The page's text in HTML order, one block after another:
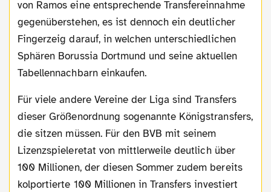
von Ramos eine entsprechende Transfereinnahme
gegenüberstehen, es ist dennoch ein deutlicher
Fingerzeig darauf, in welchen unterschiedlichen
Sphären Borussia Dortmund und seine aktuellen
Tabellennachbarn einkaufen.
Für viele andere Vereine der Liga sind Transfers
dieser Größenordnung sogenannte Königstransfers,
die sitzen müssen. Für den BVB mit seinem
Lizenzspieleretat von mittlerweile deutlich über
100 Millionen, der diesen Sommer zudem bereits
kolportierte 100 Millionen in Transfers investiert